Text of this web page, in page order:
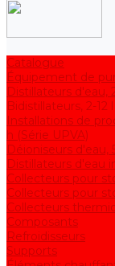
Catalogue
Équipement de
Distillateurs d'eau,
Bidistillateurs, 2-12
Installations de
h (Série UPVA)
Déioniseurs d'eau,
Distillateurs d'eau
Collecteurs pour
Collecteurs pour
Collecteurs
Composants
Refroidisseurs
Supports